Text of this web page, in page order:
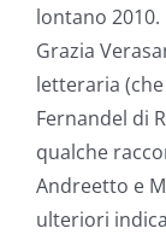
lontano
Grazia
letteraria
Fernandel di
qualche
Andreetto e
ulteriori